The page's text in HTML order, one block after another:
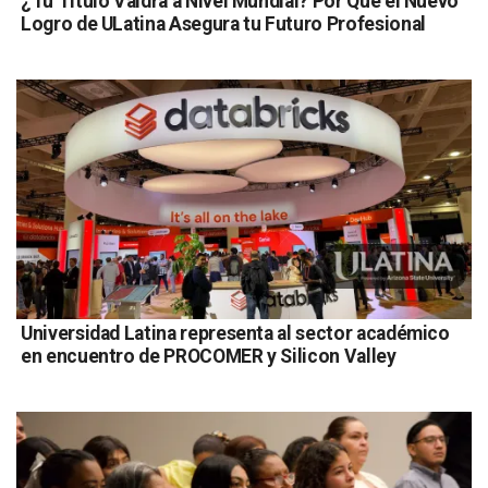
Logro de ULatina Asegura tu Futuro Profesional
Universidad Latina representa al sector académico
en encuentro de PROCOMER y Silicon Valley